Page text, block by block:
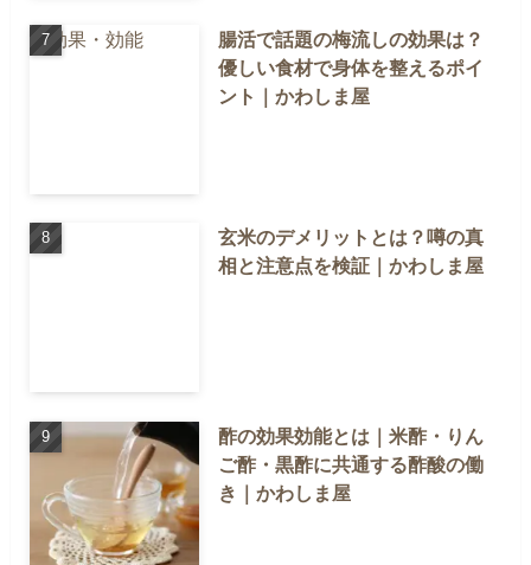
腸活で話題の梅流しの効果は？
優しい食材で身体を整えるポイ
ント｜かわしま屋
玄米のデメリットとは？噂の真
相と注意点を検証｜かわしま屋
酢の効果効能とは｜米酢・りん
ご酢・黒酢に共通する酢酸の働
き｜かわしま屋